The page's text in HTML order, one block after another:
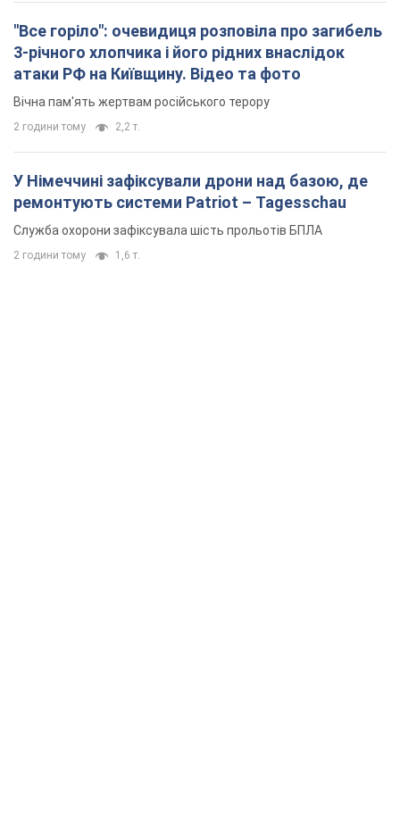
"Все горіло": очевидиця розповіла про загибель
3-річного хлопчика і його рідних внаслідок
атаки РФ на Київщину. Відео та фото
Вічна пам'ять жертвам російського терору
2 години тому 2,2 т.
У Німеччині зафіксували дрони над базою, де
ремонтують системи Patriot – Tagesschau
Служба охорони зафіксувала шість прольотів БПЛА
2 години тому 1,6 т.